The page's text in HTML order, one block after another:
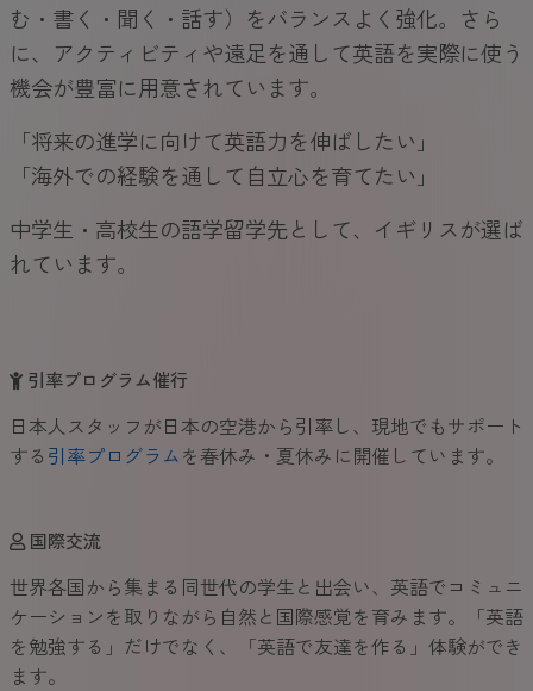
む・書く・聞く・話す）をバランスよく強化。さら
に、アクティビティや遠足を通して英語を実際に使う
機会が豊富に用意されています。
「将来の進学に向けて英語力を伸ばしたい」
「海外での経験を通して自立心を育てたい」
中学生・高校生の語学留学先として、イギリスが選ば
れています。
引率プログラム催行
日本人スタッフが日本の空港から引率し、現地でもサポート
する 引率プログラムを春休み・夏休みに開催しています。
国際交流
世界各国から集まる同世代の学生と出会い、英語でコミュニ
ケーションを取りながら自然と国際感覚を育みます。「英語
を勉強する」だけでなく、「英語で友達を作る」体験ができ
ます。